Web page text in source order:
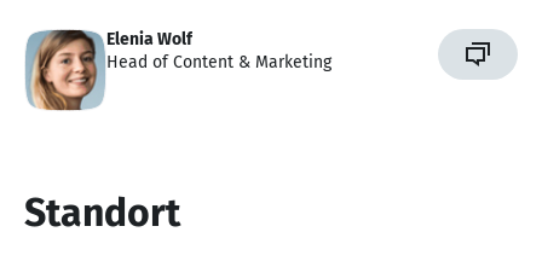
Elenia Wolf
Head of Content & Marketing
Standort